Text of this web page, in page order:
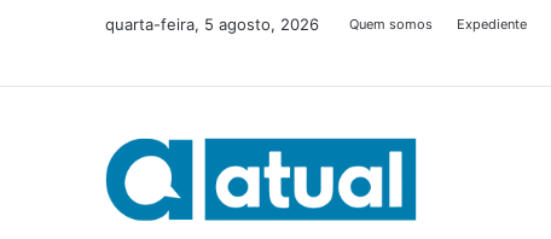
quarta-feira, 5 agosto, 2026 Quem somos Expediente